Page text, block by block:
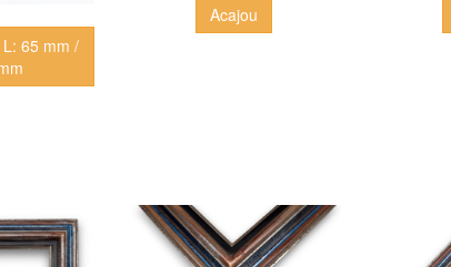
65 mm /
Acajou